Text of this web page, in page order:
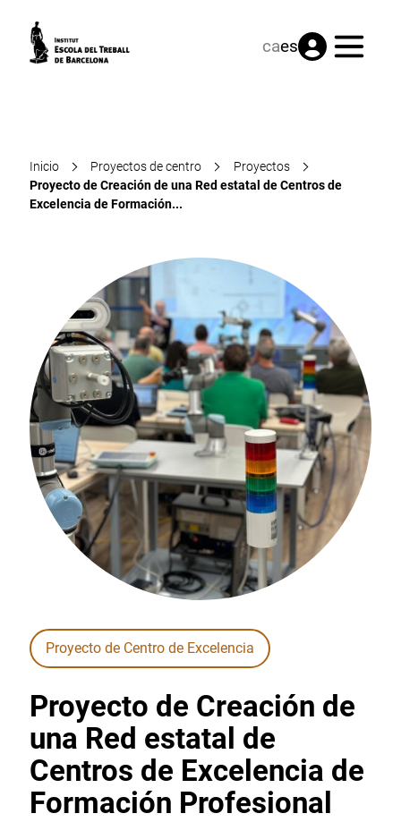
caes Menú
Inicio Proyectos de centro
Proyectos
Proyecto de Creación de una Red estatal de Centros de
Excelencia de Formación...
Proyecto de Centro de Excelencia
Proyecto de Creación de
una Red estatal de
Centros de Excelencia de
Formación Profesional